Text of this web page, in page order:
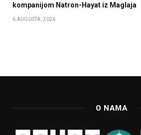
kompanijom Natron-Hayat iz Maglaja
6 AUGUSTA, 2026
O NAMA